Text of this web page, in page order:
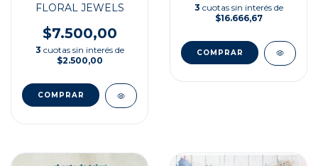
FLORAL JEWELS
$7.500,00
3 cuotas sin interés de
$2.500,00
3 cuotas sin interés de
$16.666,67